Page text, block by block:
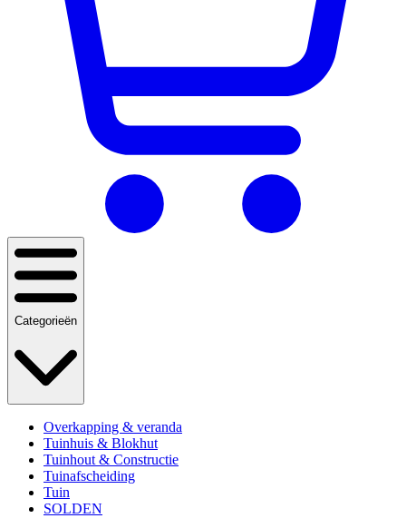
Categorieën
Overkapping & veranda
Tuinhuis & Blokhut
Tuinhout & Constructie
Tuinafscheiding
Tuin
SOLDEN